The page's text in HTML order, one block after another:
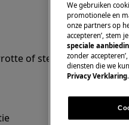
of sterke geur in de
We gebruiken
promotionele en
onze partners op
accepteren’, stem
speciale
zonder
diensten die we
Privacy Verklaring.